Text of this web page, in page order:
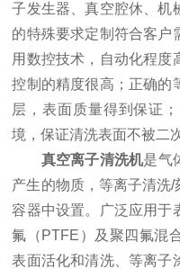
子发生器、真空腔休、机
的特殊要求定制符合客户
用数控技术，自动化程度
控制的精度很高；正确的
层，表面质量得到保证
境，保证清洗表面不被二
真空离子清洗机是气
产生的物质，等离子清洗
容器中设置。广泛应用于
氟（PTFE）及聚四氟混
表面活化和清洗、等离子